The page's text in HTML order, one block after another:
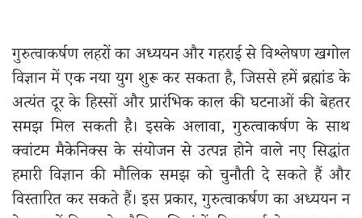
गुरुत्वाकर्षण लहरों का अध्ययन और गहराई से विश्लेषण खगोल
विज्ञान में एक नया युग शुरू कर सकता है, जिससे हमें ब्रह्मांड के
अत्यंत दूर के हिस्सों और प्रारंभिक काल की घटनाओं की बेहतर
समझ मिल सकती है। इसके अलावा, गुरुत्वाकर्षण के साथ
क्वांटम मैकेनिक्स के संयोजन से उत्पन्न होने वाले नए सिद्धांत
हमारी विज्ञान की मौलिक समझ को चुनौती दे सकते हैं और
विस्तारित कर सकते हैं। इस प्रकार, गुरुत्वाकर्षण का अध्ययन न